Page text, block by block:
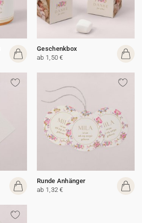
Geschenkbox
ab 1,50 €
Runde Anhänger
ab 1,32 €